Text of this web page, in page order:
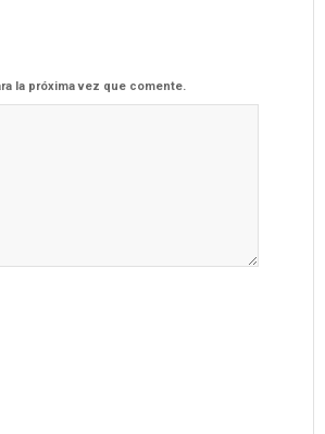
la próxima vez que comente.